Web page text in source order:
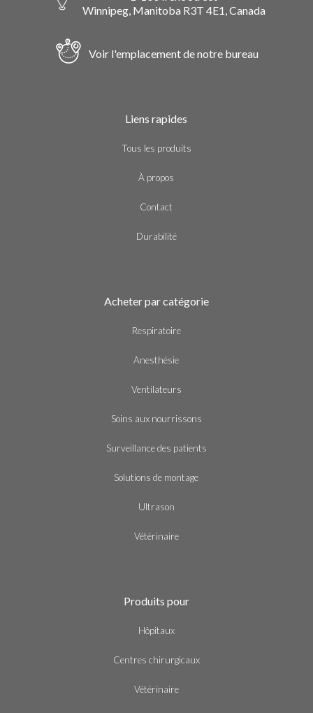
Winnipeg, Manitoba R3T 4E1, Canada
Voir l'emplacement de notre bureau
Liens rapides
Tous les produits
À propos
Contact
Durabilité
Acheter par catégorie
Respiratoire
Anesthésie
Ventilateurs
Soins aux nourrissons
Surveillance des patients
Solutions de montage
Ultrason
Vétérinaire
Produits pour
Hôpitaux
Centres chirurgicaux
Vétérinaire